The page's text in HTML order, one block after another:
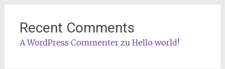
Recent Comments
A WordPress Commenterzu Hello world!